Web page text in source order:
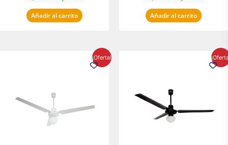
Añadir al carrito Añadir al carrito
¡Oferta!
precio
actual
precio
actual